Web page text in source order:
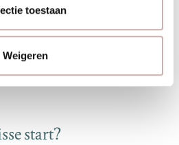
toestaan
Weigeren
start?